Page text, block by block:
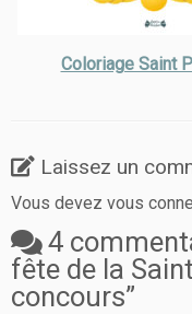
Coloriage Saint
Laissez un
Vous devez vous
4
fête de la
concours”